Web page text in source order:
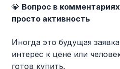
💎 Вопрос в
просто активность
Иногда это будущая
интерес к цене или
готов купить.